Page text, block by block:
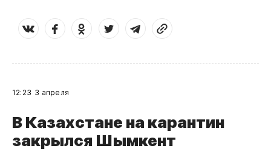
12:23 3 апреля
В Казахстане на карантин
закрылся Шымкент